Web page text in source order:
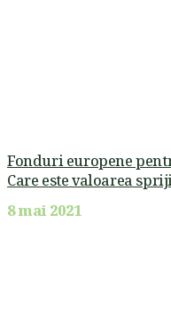
Fonduri europene
Care este valoarea
8 mai 2021